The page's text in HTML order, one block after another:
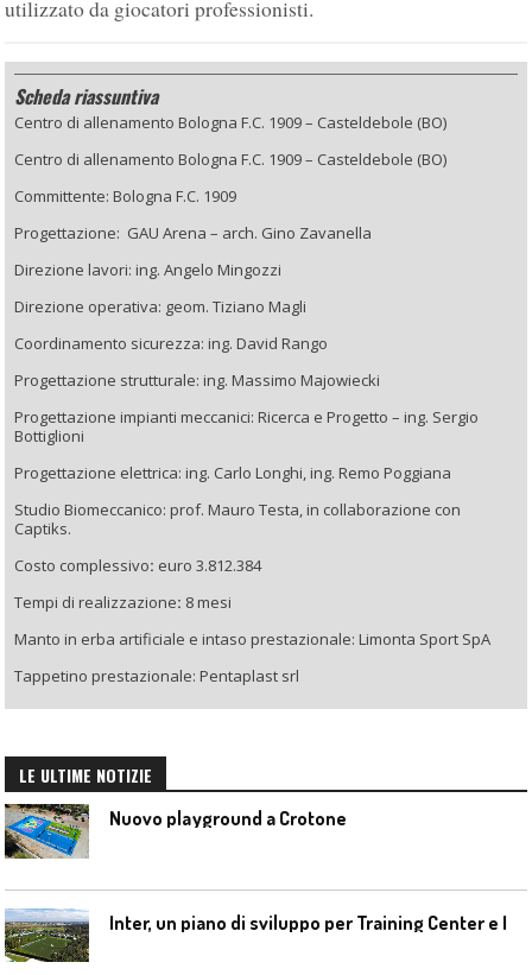
utilizzato da giocatori professionisti.
Scheda riassuntiva
Centro di allenamento Bologna F.C. 1909 – Casteldebole (BO)
Centro di allenamento Bologna F.C. 1909 – Casteldebole (BO)
Committente: Bologna F.C. 1909
Progettazione: GAU Arena – arch. Gino Zavanella
Direzione lavori: ing. Angelo Mingozzi
Direzione operativa: geom. Tiziano Magli
Coordinamento sicurezza: ing. David Rango
Progettazione strutturale: ing. Massimo Majowiecki
Progettazione impianti meccanici: Ricerca e Progetto – ing. Sergio
Bottiglioni
Progettazione elettrica: ing. Carlo Longhi, ing. Remo Poggiana
Studio Biomeccanico: prof. Mauro Testa, in collaborazione con
Captiks.
Costo complessivo: euro 3.812.384
Tempi di realizzazione: 8 mesi
Manto in erba artificiale e intaso prestazionale: Limonta Sport SpA
Tappetino prestazionale: Pentaplast srl
LE ULTIME NOTIZIE
Nuovo playground a Crotone